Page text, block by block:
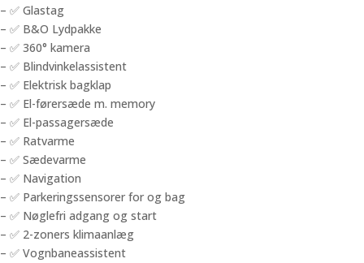
– ✅ Glastag
– ✅ B&O Lydpakke
– ✅ 360° kamera
– ✅ Blindvinkelassistent
– ✅ Elektrisk bagklap
– ✅ El-førersæde m. memory
– ✅ El-passagersæde
– ✅ Ratvarme
– ✅ Sædevarme
– ✅ Navigation
– ✅ Parkeringssensorer for og bag
– ✅ Nøglefri adgang og start
– ✅ 2-zoners klimaanlæg
– ✅ Vognbaneassistent